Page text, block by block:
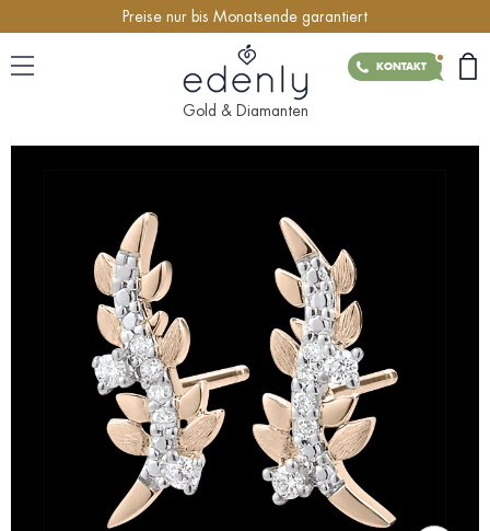
Preise nur bis Monatsende garantiert
KONTAKT
Gold & Diamanten